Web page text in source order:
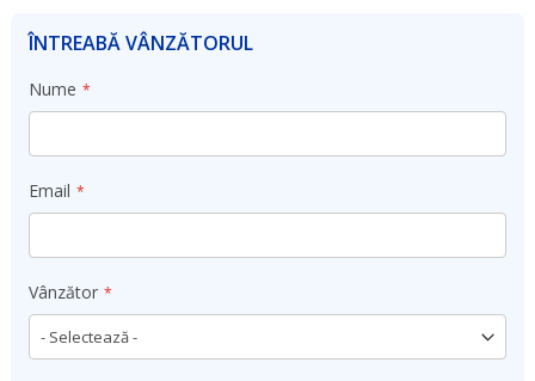
ÎNTREABĂ VÂNZĂTORUL
Nume
Email
Vânzător